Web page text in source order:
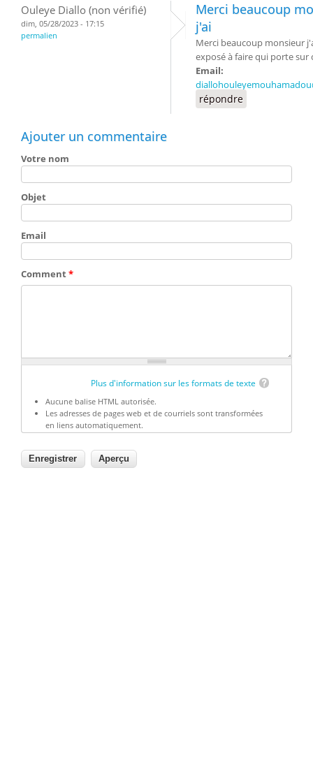
Ouleye Diallo (non vérifié)
dim, 05/28/2023 - 17:15
permalien
Merci beaucoup
j'ai
Merci beaucoup monsieur
exposé à faire qui porte sur
Email:
répondre
Ajouter un commentaire
Votre nom
Objet
Email
Comment*
Plus d'information sur les formats de texte
Aucune balise HTML autorisée.
Les adresses de pages web et de courriels sont transformées
en liens automatiquement.